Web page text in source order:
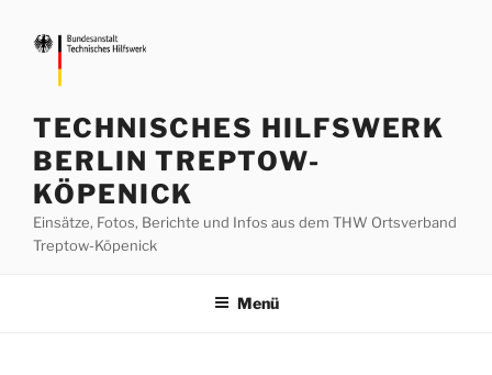
Inhalt
springen
TECHNISCHES HILFSWERK
BERLIN TREPTOW-
KÖPENICK
Einsätze, Fotos, Berichte und Infos aus dem THW Ortsverband
Treptow-Köpenick
Menü